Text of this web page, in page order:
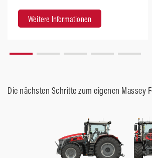
Performance
Weitere Informationen
Die nächsten Schritte zum eigenen Massey